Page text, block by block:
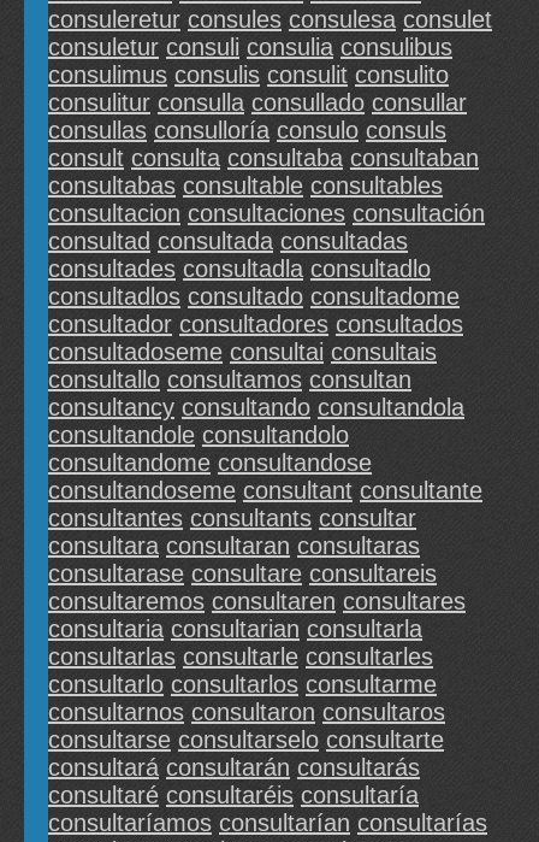
consuleretur consules consulesa consulet
consuletur consuli consulia consulibus
consulimus consulis consulit consulito
consulitur consulla consullado consullar
consullas consulloría consulo consuls
consult consulta consultaba consultaban
consultabas consultable consultables
consultacion consultaciones consultación
consultad consultada consultadas
consultades consultadla consultadlo
consultadlos consultado consultadome
consultador consultadores consultados
consultadoseme consultai consultais
consultallo consultamos consultan
consultancy consultando consultandola
consultandole consultandolo
consultandome consultandose
consultandoseme consultant consultante
consultantes consultants consultar
consultara consultaran consultaras
consultarase consultare consultareis
consultaremos consultaren consultares
consultaria consultarian consultarla
consultarlas consultarle consultarles
consultarlo consultarlos consultarme
consultarnos consultaron consultaros
consultarse consultarselo consultarte
consultará consultarán consultarás
consultaré consultaréis consultaría
consultaríamos consultarían consultarías